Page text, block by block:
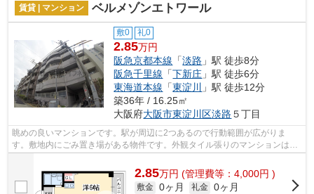
賃貸 | マンション ベルメゾンエトワール
敷0 礼0
2.85万円
阪急京都本線 「淡路 」駅 徒歩8分
阪急千里線 「下新庄 」駅 徒歩6分
東海道本線 「東淀川
」駅 徒歩12分
築36年 / 16.25㎡
大阪府大阪市東淀川区淡路 ５丁目
眺めの良いマンションです。駅が周辺に2つあるので行動範囲が広がりま
す。敷地内にごみ置き場がある物件です。外観タイル張りのマンションは、
素敵でオシャレです。当社スタッフが地域...
2.85万円 (管理費等：4,000円 )
敷金 0ヶ月 礼金 0ヶ月